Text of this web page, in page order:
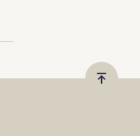
Vissza